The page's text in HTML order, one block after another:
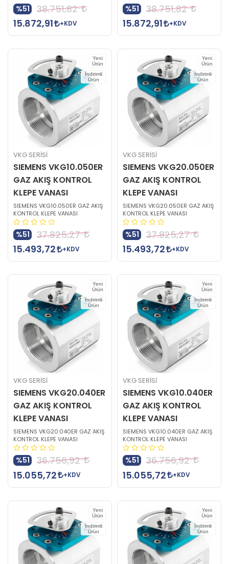
%51
38.751,82
15.872,91
+KDV
%51
38.751,82
15.872,91
+KDV
Yeni
Ürün
İndirimli
Ürün
VKG SERİSİ
SIEMENS VKG10.050ER
GAZ AKIŞ KONTROL
KLEPE VANASI
SIEMENS VKG10.050ER GAZ AKIŞ
KONTROL KLEPE VANASI
%51
37.825,27
15.493,72
+KDV
Yeni
Ürün
İndirimli
Ürün
VKG SERİSİ
SIEMENS VKG20.050ER
GAZ AKIŞ KONTROL
KLEPE VANASI
SIEMENS VKG20.050ER GAZ AKIŞ
KONTROL KLEPE VANASI
%51
37.825,27
15.493,72
+KDV
Yeni
Ürün
İndirimli
Ürün
VKG SERİSİ
SIEMENS VKG20.040ER
GAZ AKIŞ KONTROL
KLEPE VANASI
SIEMENS VKG20.040ER GAZ AKIŞ
KONTROL KLEPE VANASI
%51
36.756,92
15.055,72
+KDV
Yeni
Ürün
İndirimli
Ürün
VKG SERİSİ
SIEMENS VKG10.040ER
GAZ AKIŞ KONTROL
KLEPE VANASI
SIEMENS VKG10.040ER GAZ AKIŞ
KONTROL KLEPE VANASI
%51
36.756,92
15.055,72
+KDV
Yeni
Ürün
İndirimli
Ürün
Yeni
Ürün
İndirimli
Ürün